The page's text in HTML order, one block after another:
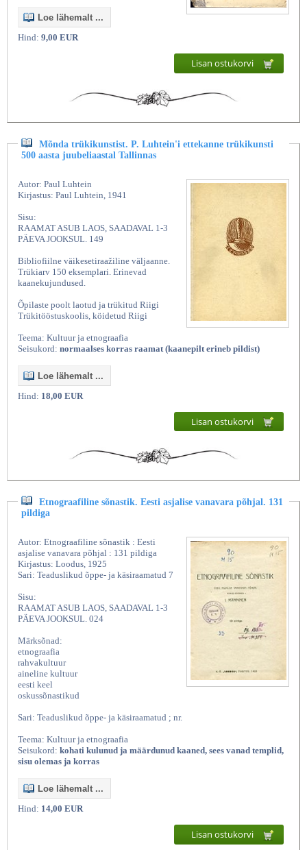
Loe lähemalt ...
Hind: 9,00 EUR
Lisan ostukorvi
Mõnda trükikunstist. P. Luhtein'i ettekanne trükikunsti
500 aasta juubeliaastal Tallinnas
Autor: Paul Luhtein
Kirjastus: Paul Luhtein, 1941
Sisu:
RAAMAT ASUB LAOS, SAADAVAL 1-3
PÄEVA JOOKSUL. 149
Bibliofiilne väikesetiraažiline väljaanne.
Trükiarv 150 eksemplari. Erinevad
kaanekujundused.
Õpilaste poolt laotud ja trükitud Riigi
Trükitööstuskoolis, köidetud Riigi
Teema: Kultuur ja etnograafia
Seisukord: normaalses korras raamat (kaanepilt erineb pildist)
Loe lähemalt ...
Hind: 18,00 EUR
Lisan ostukorvi
Etnograafiline sõnastik. Eesti asjalise vanavara põhjal. 131
pildiga
Autor: Etnograafiline sõnastik : Eesti
asjalise vanavara põhjal : 131 pildiga
Kirjastus: Loodus, 1925
Sari: Teaduslikud õppe- ja käsiraamatud 7
Sisu:
RAAMAT ASUB LAOS, SAADAVAL 1-3
PÄEVA JOOKSUL. 024
Märksõnad:
etnograafia
rahvakultuur
aineline kultuur
eesti keel
oskussõnastikud
Sari: Teaduslikud õppe- ja käsiraamatud ; nr.
Teema: Kultuur ja etnograafia
Seisukord: kohati kulunud ja määrdunud kaaned, sees vanad templid,
sisu olemas ja korras
Loe lähemalt ...
Hind: 14,00 EUR
Lisan ostukorvi